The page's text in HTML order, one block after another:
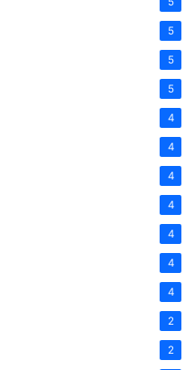
5
5
5
4
4
4
4
4
4
4
2
2